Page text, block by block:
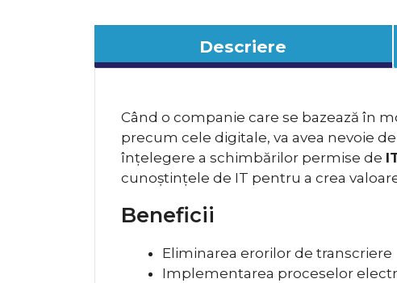
Descriere
Când o companie care se bazează în
precum cele digitale, va avea nevoie
înțelegere a schimbărilor permise de
cunoștințele de IT pentru a crea
Beneficii
Eliminarea erorilor de transcriere
Implementarea proceselor